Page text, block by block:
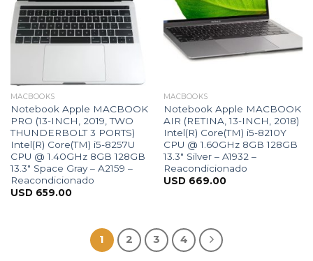
MACBOOKS
Notebook Apple MACBOOK
PRO (13-INCH, 2019, TWO
THUNDERBOLT 3 PORTS)
Intel(R) Core(TM) i5-8257U
CPU @ 1.40GHz 8GB 128GB
13.3″ Space Gray – A2159 –
Reacondicionado
USD 659.00
MACBOOKS
Notebook Apple MACBOOK
AIR (RETINA, 13-INCH, 2018)
Intel(R) Core(TM) i5-8210Y
CPU @ 1.60GHz 8GB 128GB
13.3″ Silver – A1932 –
Reacondicionado
USD 669.00
1 2 3 4